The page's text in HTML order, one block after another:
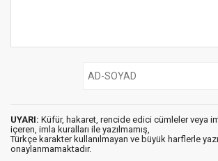
UYARI: Küfür, hakaret, rencide edici cümleler veya
içeren, imla kuralları ile yazılmamış,
Türkçe karakter kullanılmayan ve büyük harflerle
onaylanmamaktadır.